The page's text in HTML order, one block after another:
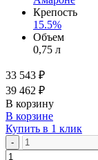
Крепость
15.5%
Объем
0,75 л
33 543 ₽
39 462 ₽
В корзину
В корзине
Купить в 1 клик
-